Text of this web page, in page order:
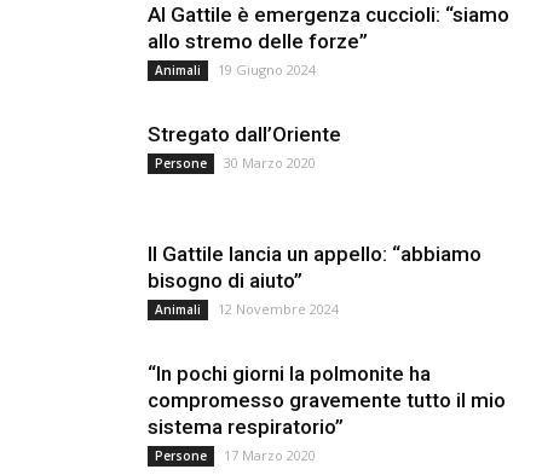
Al Gattile è emergenza cuccioli: “siamo
allo stremo delle forze”
Animali 19 Giugno 2024
Stregato dall’Oriente
Persone 30 Marzo 2020
Il Gattile lancia un appello: “abbiamo
bisogno di aiuto”
Animali 12 Novembre 2024
“In pochi giorni la polmonite ha
compromesso gravemente tutto il mio
sistema respiratorio”
Persone 17 Marzo 2020